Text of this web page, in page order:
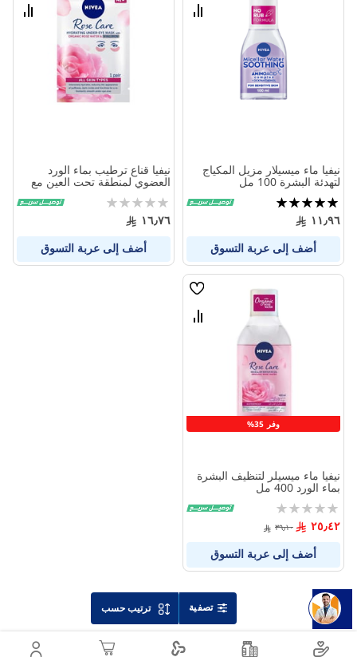
ترتيب حسب
قارن
نيفيا ماء ميسيلار مزيل المكياج
لتهدئة البشرة 100 مل
تقييم:
100%
١١٫٩٦
أضف إلى عربة التسوق
قارن
نيفيا قناع ترطيب بماء الورد
العضوي لمنطقة تحت العين مع
هيالورون لجميع انواع البشرة
Rating:
0%
١٦٫٧٦
أضف إلى عربة التسوق
وفر 35%
قائمة
قارن
نيفيا ماء ميسيلر لتنظيف البشرة
بماء الورد 400 مل
Rating:
0%
٢٥٫٤٢ ٣٩٫١٠
أضف إلى عربة التسوق
تصفية